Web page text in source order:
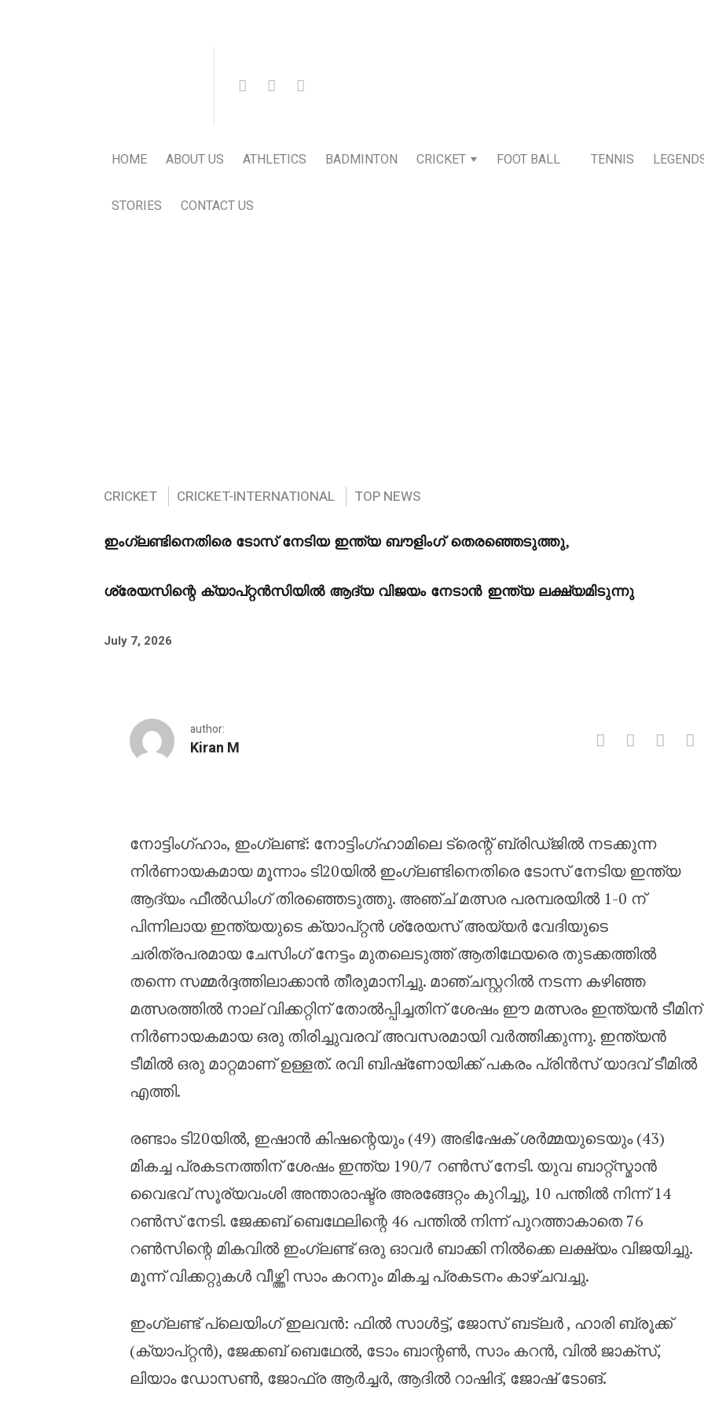
HOME ABOUT US ATHLETICS BADMINTON CRICKET FOOT BALL TENNIS
STORIES CONTACT US
CRICKET CRICKET-INTERNATIONAL TOP NEWS
ഇംഗ്ലണ്ടിനെതിരെ ടോസ് നേടിയ ഇന്ത്യ ബൗളിംഗ് തെരഞ്ഞെടുത്തു,
ശ്രേയസിന്റെ ക്യാപ്റ്റൻസിയിൽ ആദ്യ വിജയം നേടാൻ ഇന്ത്യ ലക്ഷ്യമിടുന്നു
July 7, 2026
author:
Kiran M
ഇംഗ്ലണ്ടിനെതിരെ ടോസ് നേടിയ ഇന്ത്യ ബൗളിംഗ്
നോട്ടിംഗ്ഹാം, ഇംഗ്ലണ്ട്: നോട്ടിംഗ്ഹാമിലെ ട്രെന്റ് ബ്രിഡ്ജിൽ നടക്കുന്ന
നിർണായകമായ മൂന്നാം ടി20യിൽ ഇംഗ്ലണ്ടിനെതിരെ ടോസ് നേടിയ ഇന്ത്യ
ആദ്യം ഫീൽഡിംഗ് തിരഞ്ഞെടുത്തു. അഞ്ച് മത്സര പരമ്പരയിൽ 1-0 ന്
പിന്നിലായ ഇന്ത്യയുടെ ക്യാപ്റ്റൻ ശ്രേയസ് അയ്യർ വേദിയുടെ
ചരിത്രപരമായ ചേസിംഗ് നേട്ടം മുതലെടുത്ത് ആതിഥേയരെ തുടക്കത്തിൽ
തന്നെ സമ്മർദ്ദത്തിലാക്കാൻ തീരുമാനിച്ചു. മാഞ്ചസ്റ്ററിൽ നടന്ന കഴിഞ്ഞ
മത്സരത്തിൽ നാല് വിക്കറ്റിന് തോൽപ്പിച്ചതിന് ശേഷം ഈ മത്സരം ഇന്ത്യൻ ടീമിന്
നിർണായകമായ ഒരു തിരിച്ചുവരവ് അവസരമായി വർത്തിക്കുന്നു. ഇന്ത്യൻ
ടീമിൽ ഒരു മാറ്റമാണ് ഉള്ളത്. രവി ബിഷ്‌ണോയിക്ക് പകരം പ്രിൻസ് യാദവ് ടീമിൽ
എത്തി.
രണ്ടാം ടി20യിൽ, ഇഷാൻ കിഷന്റെയും (49) അഭിഷേക് ശർമ്മയുടെയും (43)
മികച്ച പ്രകടനത്തിന് ശേഷം ഇന്ത്യ 190/7 റൺസ് നേടി. യുവ ബാറ്റ്‌സ്മാൻ
വൈഭവ് സൂര്യവംശി അന്താരാഷ്ട്ര അരങ്ങേറ്റം കുറിച്ചു, 10 പന്തിൽ നിന്ന് 14
റൺസ് നേടി. ജേക്കബ് ബെഥേലിന്റെ 46 പന്തിൽ നിന്ന് പുറത്താകാതെ 76
റൺസിന്റെ മികവിൽ ഇംഗ്ലണ്ട് ഒരു ഓവർ ബാക്കി നിൽക്കെ ലക്ഷ്യം വിജയിച്ചു.
മൂന്ന് വിക്കറ്റുകൾ വീഴ്ത്തി സാം കറനും മികച്ച പ്രകടനം കാഴ്ചവച്ചു.
ഇംഗ്ലണ്ട് പ്ലെയിംഗ് ഇലവൻ: ഫിൽ സാൾട്ട്, ജോസ് ബട്‌ലർ , ഹാരി ബ്രൂക്ക്
(ക്യാപ്റ്റൻ), ജേക്കബ് ബെഥേൽ, ടോം ബാന്റൺ, സാം കറൻ, വിൽ ജാക്‌സ്,
ലിയാം ഡോസൺ, ജോഫ്ര ആർച്ചർ, ആദിൽ റാഷിദ്, ജോഷ് ടോങ്.